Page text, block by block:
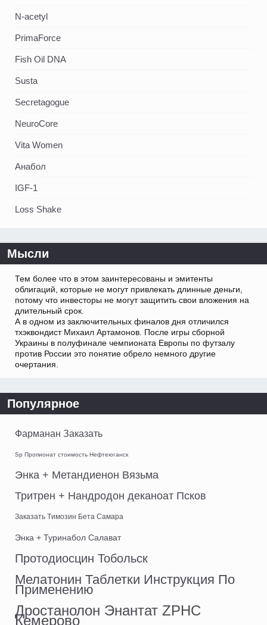
N-acetyl
PrimaForce
Fish Oil DNA
Susta
Secretagogue
NeuroCore
Vita Women
Анабол
IGF-1
Loss Shake
Мысли
Тем более что в этом заинтересованы и эмитенты
облигаций, которые не могут привлекать длинные деньги,
потому что инвесторы не могут защитить свои вложения на
длительный срок.
А в одном из заключительных финалов дня отличился
тхэквондист Михаил Артамонов. После игры сборной
Украины в полуфинале чемпионата Европы по футзалу
против России это понятие обрело немного другие
очертания.
Популярное
Фарманан Заказать
Sp Пропионат стоимость Нефтеюганск
Энка + Метандиенон Вязьма
Тритрен + Нандродон деканоат Псков
Заказать Tимозин Бета Самара
Энка + Туринабол Салават
Протодиосцин Тобольск
Мелатонин Таблетки Инструкция По
Применению
Дростанолон Энантат ZPHC
Кемерово